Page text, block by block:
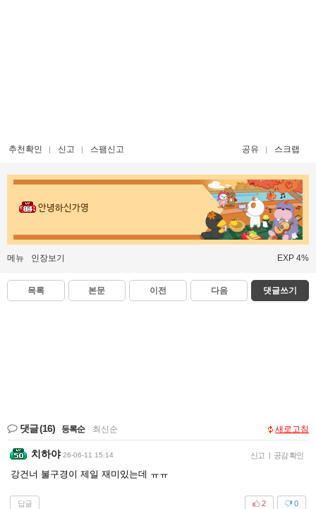
추천확인 신고 스팸신고 공유 스크랩
안녕하신가영
메뉴 인장보기 EXP 4%
목록 본문 이전 다음 댓글쓰기
댓글(16) 등록순 최신순 새로고침
치하야 26-06-11 15:14 신고 | 공감 확인
강건너 불구경이 제일 재미있는데 ㅠㅠ
답글 0
2